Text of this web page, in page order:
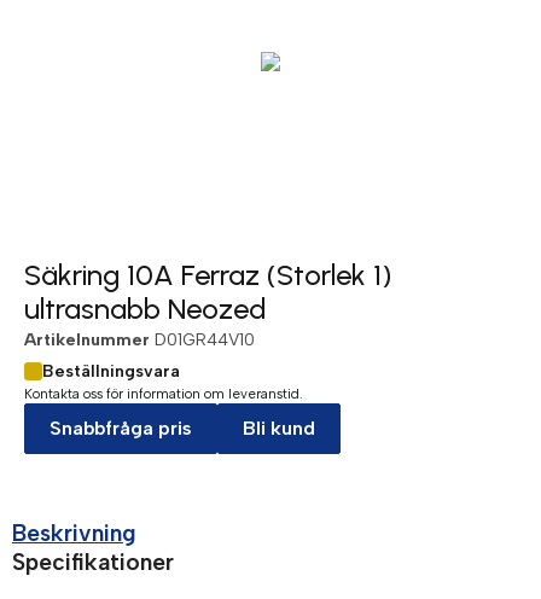
Säkring 10A Ferraz (Storlek 1)
ultrasnabb Neozed
Artikelnummer D01GR44V10
Beställningsvara
Kontakta oss för information om leveranstid.
Snabbfråga pris Bli kund
Beskrivning
Specifikationer